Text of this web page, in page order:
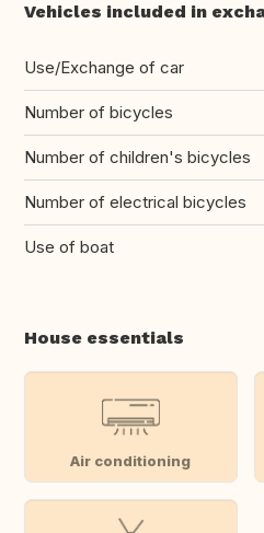
Vehicles included in
Use/Exchange of car
Number of bicycles
Number of children's bicycles
Number of electrical bicycles
Use of boat
House essentials
Air conditioning